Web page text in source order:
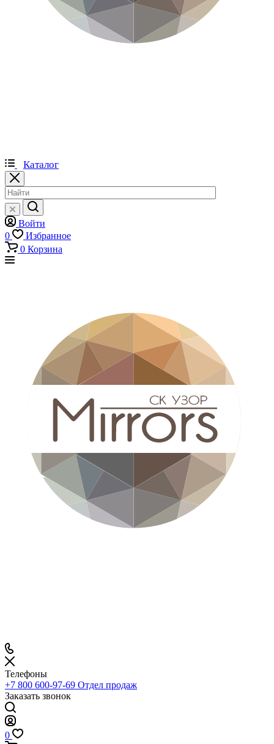
Каталог
Войти
0
Избранное
0 Корзина
Телефоны
+7 800 600-97-69 Отдел продаж
Заказать звонок
0